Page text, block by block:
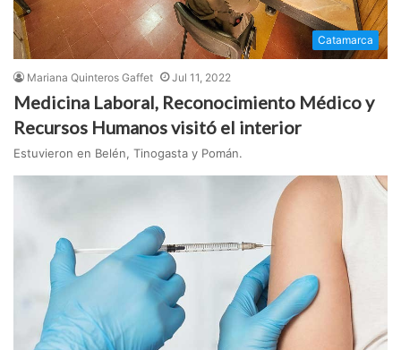
Catamarca
Mariana Quinteros Gaffet Jul 11, 2022
Medicina Laboral, Reconocimiento Médico y
Recursos Humanos visitó el interior
Estuvieron en Belén, Tinogasta y Pomán.